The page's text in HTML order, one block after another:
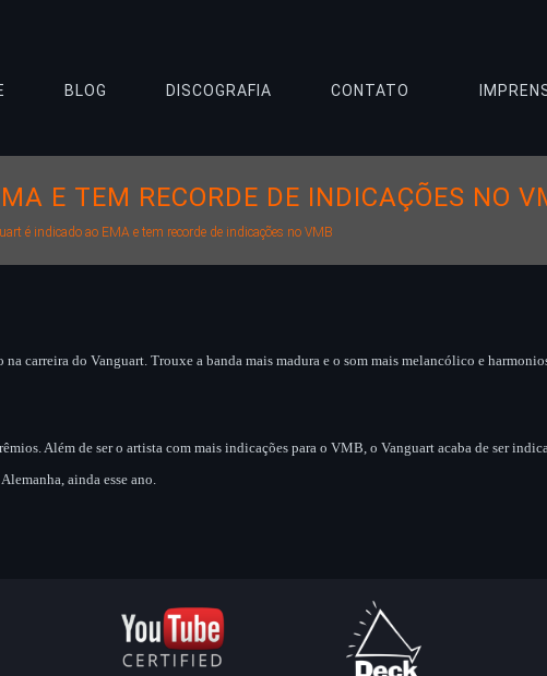
BLOG DISCOGRAFIA CONTATO
E TEM RECORDE DE INDICAÇÕES NO
é indicado ao EMA e tem recorde de indicações no VMB
carreira do Vanguart. Trouxe a banda mais madura e o som mais melancólico e
Além de ser o artista com mais indicações para o VMB, o Vanguart acaba de ser
ainda esse ano.